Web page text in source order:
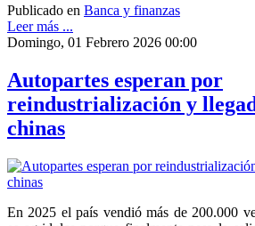
Publicado en Banca y finanzas
Leer más ...
Domingo, 01 Febrero 2026 00:00
Autopartes esperan por
reindustrialización y
chinas
En 2025 el país vendió más de 200.000